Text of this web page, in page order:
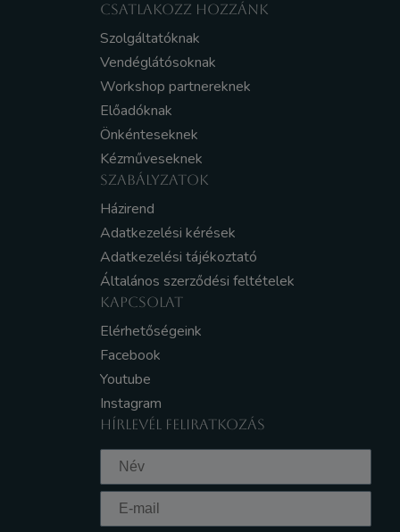
CSATLAKOZZ HOZZÁNK
Szolgáltatóknak
Vendéglátósoknak
Workshop partnereknek
Előadóknak
Önkénteseknek
Kézműveseknek
SZABÁLYZATOK
Házirend
Adatkezelési kérések
Adatkezelési tájékoztató
Általános szerződési feltételek
KAPCSOLAT
Elérhetőségeink
Facebook
Youtube
Instagram
HÍRLEVÉL FELIRATKOZÁS